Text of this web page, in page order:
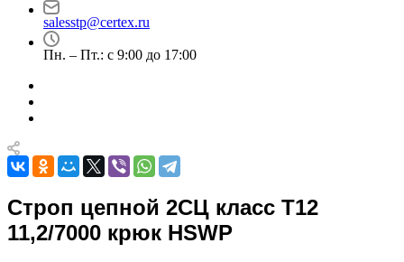
salesstp@certex.ru
Пн. – Пт.: с 9:00 до 17:00
Строп цепной 2СЦ класс Т12
11,2/7000 крюк HSWP